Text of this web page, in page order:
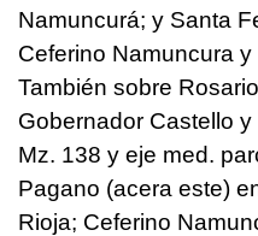
Namuncurá; y Santa
Ceferino Namuncura y
También sobre
Gobernador Castello
Mz. 138 y eje med.
Pagano (acera este)
Rioja; Ceferino